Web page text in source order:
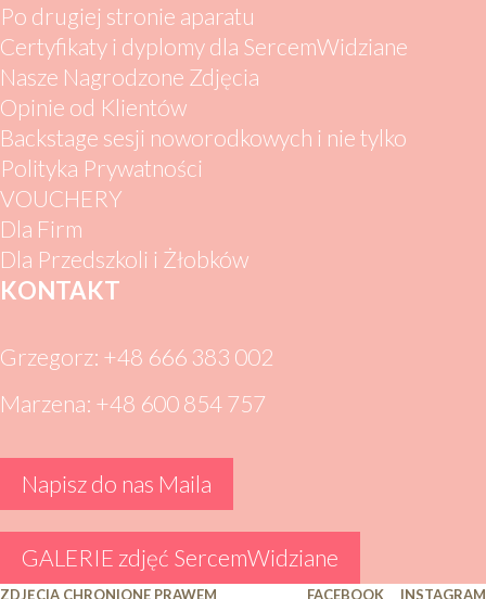
Po drugiej stronie aparatu
Certyfikaty i dyplomy dla SercemWidziane
Nasze Nagrodzone Zdjęcia
Opinie od Klientów
Backstage sesji noworodkowych i nie tylko
Polityka Prywatności
VOUCHERY
Dla Firm
Dla Przedszkoli i Żłobków
KONTAKT
Grzegorz: +48 666 383 002
Marzena: +48 600 854 757
Napisz do nas Maila
GALERIE zdjęć SercemWidziane
ZDJĘCIA CHRONIONE PRAWEM FACEBOOK INSTAGRAM